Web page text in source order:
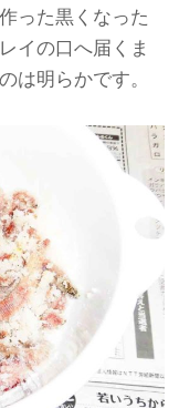
った黒くなった
イの口へ届くま
は明らかです。